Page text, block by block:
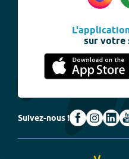
sur votre
Suivez-nous !